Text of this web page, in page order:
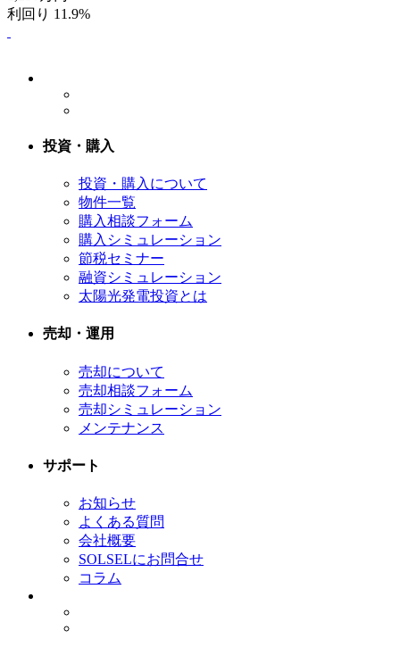
利回り 11.9%
投資・購入
投資・購入について
物件一覧
購入相談フォーム
購入シミュレーション
節税セミナー
融資シミュレーション
太陽光発電投資とは
売却・運用
売却について
売却相談フォーム
売却シミュレーション
メンテナンス
サポート
お知らせ
よくある質問
会社概要
SOLSELにお問合せ
コラム